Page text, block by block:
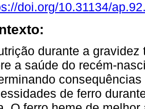
doi.org/10.31134/
durante a gravidez
a saúde do recém-
de ferro